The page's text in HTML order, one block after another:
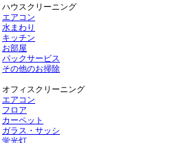
ハウスクリーニング
エアコン
水まわり
キッチン
お部屋
パックサービス
その他のお掃除
オフィスクリーニング
エアコン
フロア
カーペット
ガラス・サッシ
蛍光灯